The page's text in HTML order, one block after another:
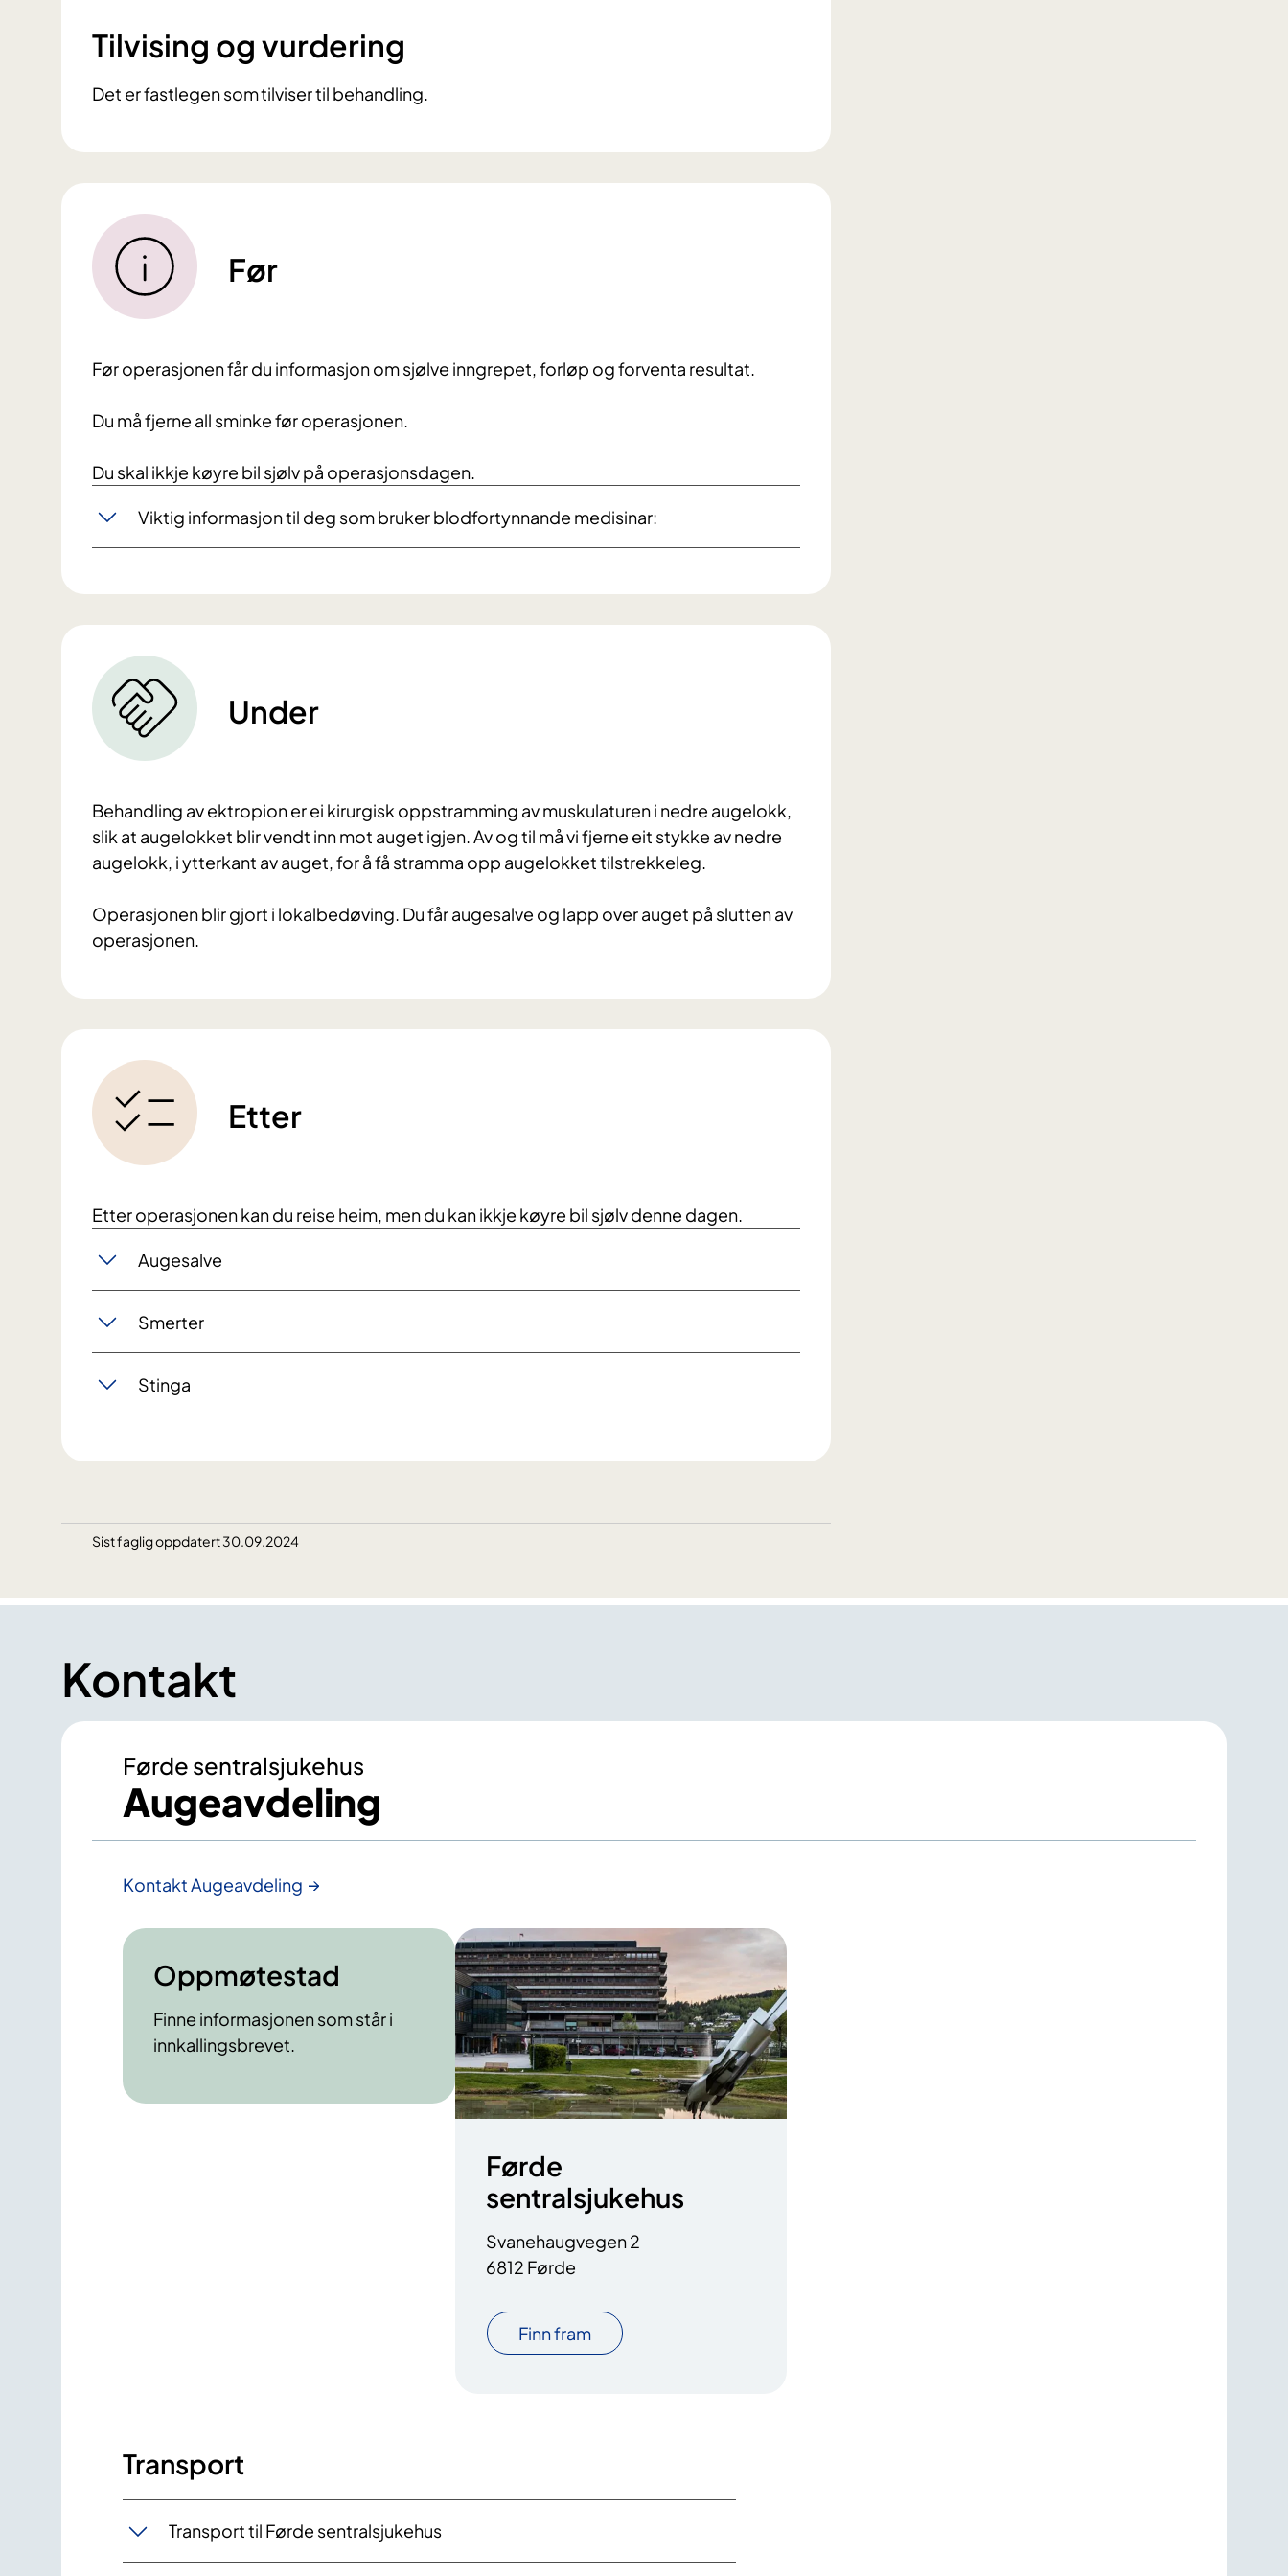
Tilvising og vurdering
Det er fastlegen som tilviser til behandling.
Før
Før operasjonen får du informasjon om sjølve inngrepet, forløp og forventa resultat.
Du må fjerne all sminke før operasjonen.
Du skal ikkje køyre bil sjølv på operasjonsdagen.
Viktig informasjon til deg som bruker blodfortynnande medisinar:
Under
Behandling av ektropion er ei kirurgisk oppstramming av muskulaturen i nedre augelokk,
slik at augelokket blir vendt inn mot auget igjen. Av og til må vi fjerne eit stykke av nedre
augelokk, i ytterkant av auget, for å få stramma opp augelokket tilstrekkeleg.
Operasjonen blir gjort i lokalbedøving. Du får augesalve og lapp over auget på slutten av
operasjonen.
Etter
Etter operasjonen kan du reise heim, men du kan ikkje køyre bil sjølv denne dagen.
Augesalve
Smerter
Stinga
Sist faglig oppdatert 30.09.2024
Kontakt
Førde sentralsjukehus
Augeavdeling
Kontakt Augeavdeling
Oppmøtestad
Finne informasjonen som står i
innkallingsbrevet.
Førde
sentralsjukehus
Svanehaugvegen 2
6812 Førde
Finn fram
Transport
Transport til Førde sentralsjukehus